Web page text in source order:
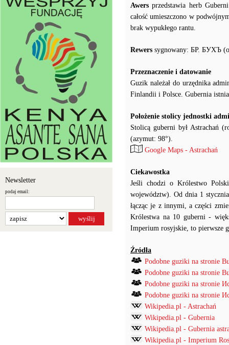
Newsletter
podaj email:
Awers przedstawia herb
całość umieszczono w
brak wypukłego rantu.
Rewers sygnowany: БР. БУХЪ
Przeznaczenie i datowanie
Guzik należał do urzędnika
Finlandii i Polsce. Gubernia
Położenie stolicy jednostki
Stolicą guberni był Astrachań
(azymut: 98°).
Google Maps - Astrachań
Ciekawostka
Jeśli chodzi o Królestwo
województw). Od dnia 1
łącząc je z innymi, a części
Królestwa na 10 guberni -
Imperium rosyjskie, to pierwsze
Źródła
Podobne guziki na stronie
Podobne guziki na stronie
Podobne guziki na stronie
Podobne guziki na stronie
Wikipedia.pl - Astrachań
Wikipedia.pl - Gubernia
Wikipedia.pl - Gubernia
Wikipedia.pl - Imperium